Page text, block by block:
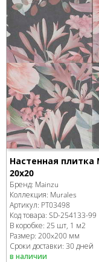
Настенная плитка
20x20
Бренд: Mainzu
Коллекция: Murales
Артикул: PT03498
Код товара: SD-254133-99
В коробке: 25 шт, 1 м2
Размер: 200x200 мм
Сроки доставки: 30 дней
в наличии